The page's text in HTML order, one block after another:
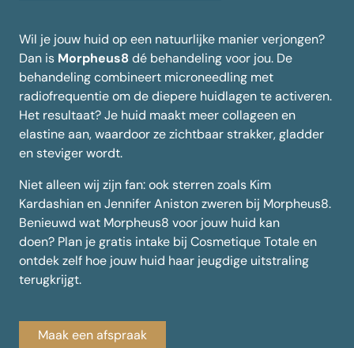
Wil je jouw huid op een natuurlijke manier verjongen?
Dan is Morpheus8 dé behandeling voor jou. De
behandeling combineert microneedling met
radiofrequentie om de diepere huidlagen te activeren.
Het resultaat? Je huid maakt meer collageen en
elastine aan, waardoor ze zichtbaar strakker, gladder
en steviger wordt.
Niet alleen wij zijn fan: ook sterren zoals Kim
Kardashian en Jennifer Aniston zweren bij Morpheus8.
Benieuwd wat Morpheus8 voor jouw huid kan
doen? Plan je gratis intake bij Cosmetique Totale en
ontdek zelf hoe jouw huid haar jeugdige uitstraling
terugkrijgt.
Maak een afspraak